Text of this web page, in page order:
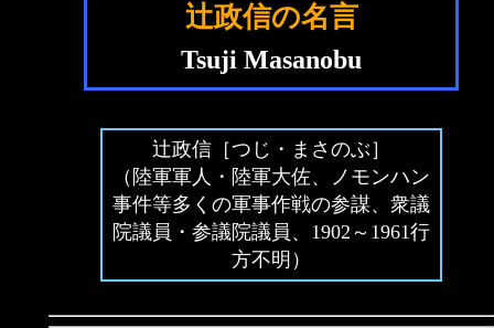
辻政信の名言
Tsuji Masanobu
辻政信［つじ・まさのぶ］
（陸軍軍人・陸軍大佐、ノモンハン
事件等多くの軍事作戦の参謀、衆議
院議員・参議院議員、1902～1961行
方不明）